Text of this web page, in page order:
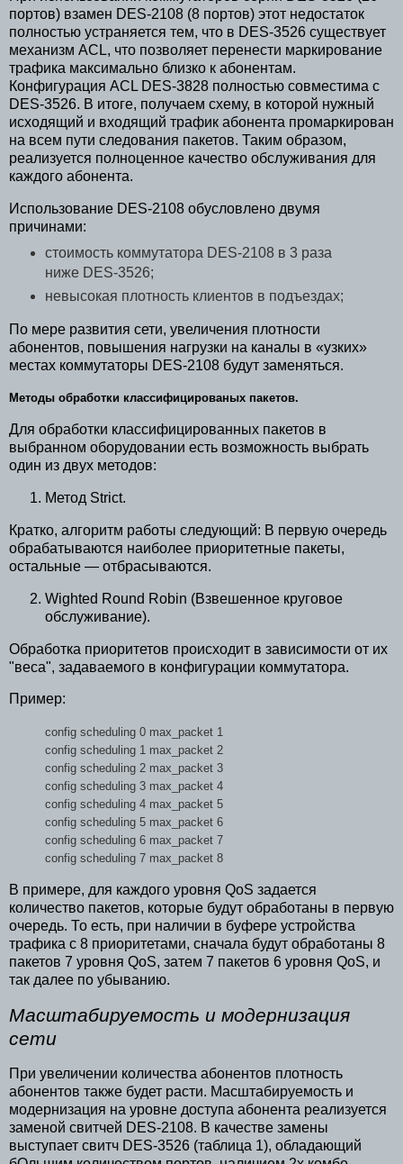
портов) взамен DES-2108 (8 портов) этот недостаток
полностью устраняется тем, что в DES-3526 существует
механизм ACL, что позволяет перенести маркирование
трафика максимально близко к абонентам.
Конфигурация ACL DES-3828 полностью совместима с
DES-3526. В итоге, получаем схему, в которой нужный
исходящий и входящий трафик абонента промаркирован
на всем пути следования пакетов. Таким образом,
реализуется полноценное качество обслуживания для
каждого абонента.
Использование DES-2108 обусловлено двумя
причинами:
стоимость коммутатора DES-2108 в 3 раза
ниже DES-3526;
невысокая плотность клиентов в подъездах;
По мере развития сети, увеличения плотности
абонентов, повышения нагрузки на каналы в «узких»
местах коммутаторы DES-2108 будут заменяться.
Методы обработки классифицированых пакетов.
Для обработки классифицированных пакетов в
выбранном оборудовании есть возможность выбрать
один из двух методов:
Метод Strict.
Кратко, алгоритм работы следующий: В первую очередь
обрабатываются наиболее приоритетные пакеты,
остальные — отбрасываются.
Wighted Round Robin (Взвешенное круговое
обслуживание).
Обработка приоритетов происходит в зависимости от их
"веса", задаваемого в конфигурации коммутатора.
Пример:
config scheduling 0 max_packet 1
config scheduling 1 max_packet 2
config scheduling 2 max_packet 3
config scheduling 3 max_packet 4
config scheduling 4 max_packet 5
config scheduling 5 max_packet 6
config scheduling 6 max_packet 7
config scheduling 7 max_packet 8
В примере, для каждого уровня QoS задается
количество пакетов, которые будут обработаны в первую
очередь. То есть, при наличии в буфере устройства
трафика с 8 приоритетами, сначала будут обработаны 8
пакетов 7 уровня QoS, затем 7 пакетов 6 уровня QoS, и
так далее по убыванию.
Масштабируемость и модернизация
сети
При увеличении количества абонентов плотность
абонентов также будет расти. Масштабируемость и
модернизация на уровне доступа абонента реализуется
заменой свитчей DES-2108. В качестве замены
выступает свитч DES-3526 (таблица 1), обладающий